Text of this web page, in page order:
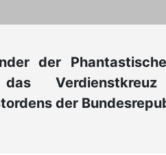
der
der